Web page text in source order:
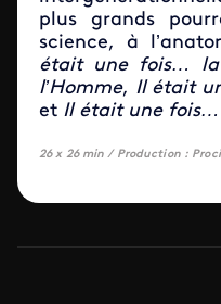
plus grands
science, à
était une fois…
l’Homme, Il était
et Il était une fois…
26 x 26 min / Production :